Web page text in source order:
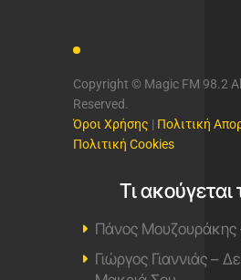
Copyright © Magic FM 98.2
Reserved.
Όροι Χρήσης | Πολιτική
Πολιτική Cookies
Τι
Πάνος Μουζουράκης
Γιώργος Γιαννιάς –